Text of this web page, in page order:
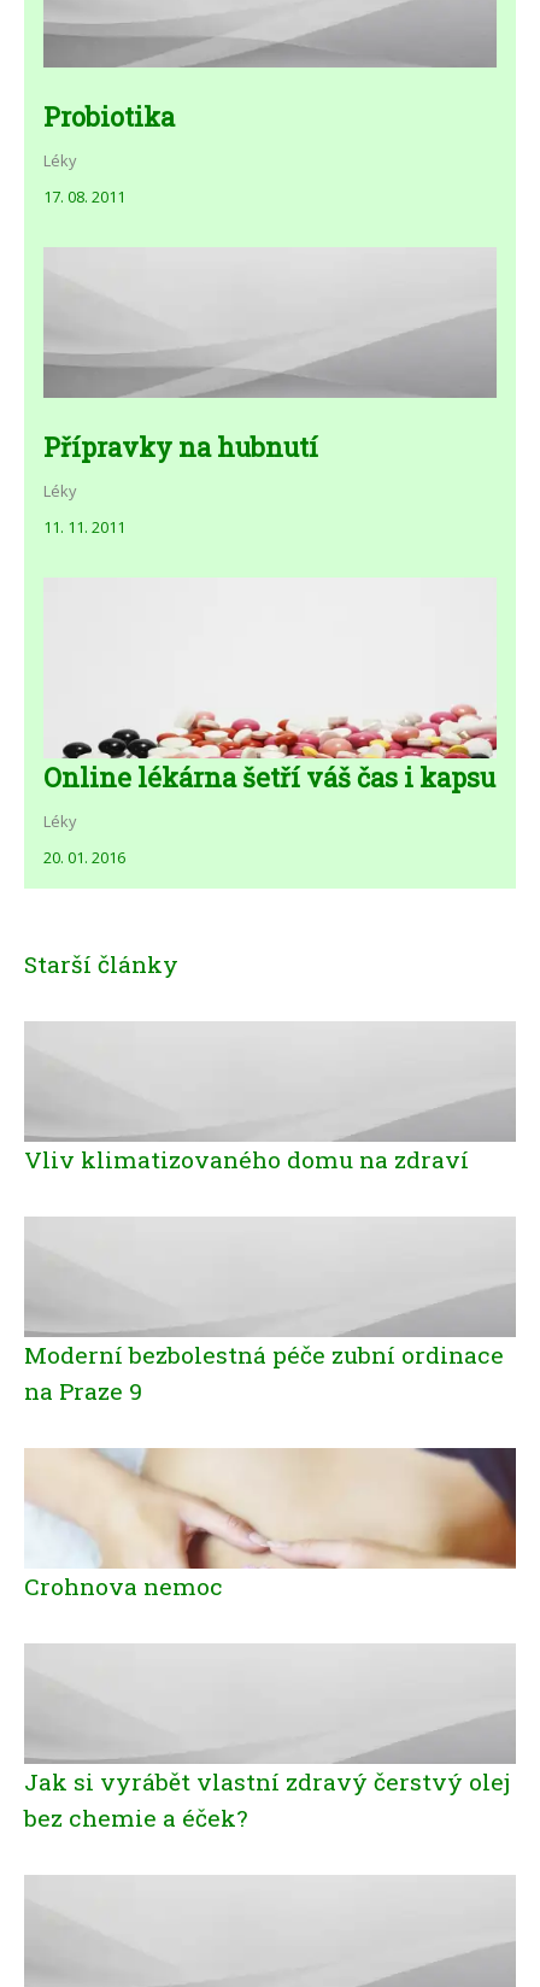
Probiotika
Léky
17. 08. 2011
Přípravky na hubnutí
Léky
11. 11. 2011
Online lékárna šetří váš čas i kapsu
Léky
20. 01. 2016
Starší články
Vliv klimatizovaného domu na zdraví
Moderní bezbolestná péče zubní ordinace
na Praze 9
Crohnova nemoc
Jak si vyrábět vlastní zdravý čerstvý olej
bez chemie a éček?